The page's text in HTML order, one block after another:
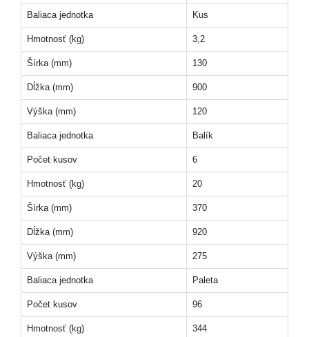
Baliaca jednotka Kus
Hmotnosť (kg) 3,2
Šírka (mm) 130
Dĺžka (mm) 900
Výška (mm) 120
Baliaca jednotka Balík
Počet kusov 6
Hmotnosť (kg) 20
Šírka (mm) 370
Dĺžka (mm) 920
Výška (mm) 275
Baliaca jednotka Paleta
Počet kusov 96
Hmotnosť (kg) 344